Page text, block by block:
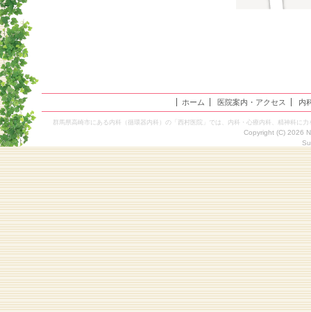
ホーム 医院案内・アクセス 内
群馬県高崎市にある内科（循環器内科）の「西村医院」では、内科・心療内科、精神科に
Copyright (C) 2026